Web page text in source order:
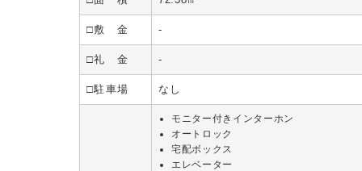
□敷 金 -
□礼 金 -
□駐車場 なし
モニター付きインターホン
オートロック
宅配ボックス
エレベーター